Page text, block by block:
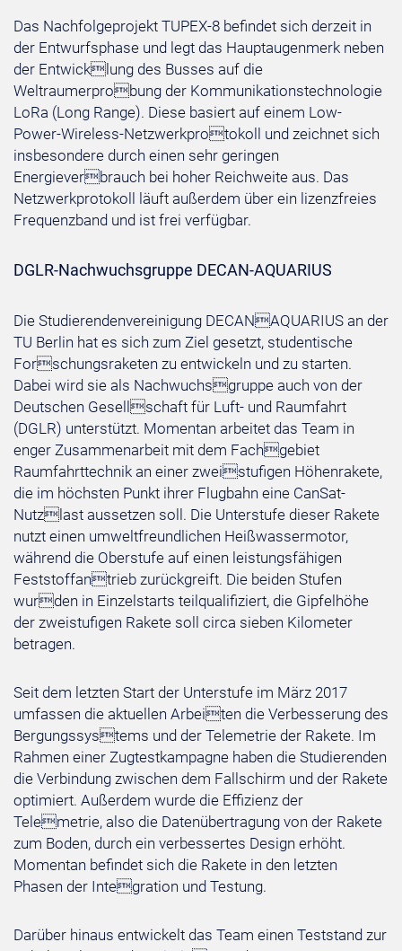
Das Nachfolgeprojekt TUPEX-8 befindet sich derzeit in
der Entwurfsphase und legt das Hauptaugenmerk neben
der Entwicklung des Busses auf die
Weltraumerprobung der Kommunikationstechnologie
LoRa (Long Range). Diese basiert auf einem Low-
Power-Wireless-Netzwerkprotokoll und zeichnet sich
insbesondere durch einen sehr geringen
Energieverbrauch bei hoher Reichweite aus. Das
Netzwerkprotokoll läuft außerdem über ein lizenzfreies
Frequenzband und ist frei verfügbar.
DGLR-Nachwuchsgruppe DECAN-AQUARIUS
Die Studierendenvereinigung DECANAQUARIUS an der
TU Berlin hat es sich zum Ziel gesetzt, studentische
Forschungsraketen zu entwickeln und zu starten.
Dabei wird sie als Nachwuchsgruppe auch von der
Deutschen Gesellschaft für Luft- und Raumfahrt
(DGLR) unterstützt. Momentan arbeitet das Team in
enger Zusammenarbeit mit dem Fachgebiet
Raumfahrttechnik an einer zweistufigen Höhenrakete,
die im höchsten Punkt ihrer Flugbahn eine CanSat-
Nutzlast aussetzen soll. Die Unterstufe dieser Rakete
nutzt einen umweltfreundlichen Heißwassermotor,
während die Oberstufe auf einen leistungsfähigen
Feststoffantrieb zurückgreift. Die beiden Stufen
wurden in Einzelstarts teilqualifiziert, die Gipfelhöhe
der zweistufigen Rakete soll circa sieben Kilometer
betragen.
Seit dem letzten Start der Unterstufe im März 2017
umfassen die aktuellen Arbeiten die Verbesserung des
Bergungssystems und der Telemetrie der Rakete. Im
Rahmen einer Zugtestkampagne haben die Studierenden
die Verbindung zwischen dem Fallschirm und der Rakete
optimiert. Außerdem wurde die Effizienz der
Telemetrie, also die Datenübertragung von der Rakete
zum Boden, durch ein verbessertes Design erhöht.
Momentan befindet sich die Rakete in den letzten
Phasen der Integration und Testung.
Darüber hinaus entwickelt das Team einen Teststand zur